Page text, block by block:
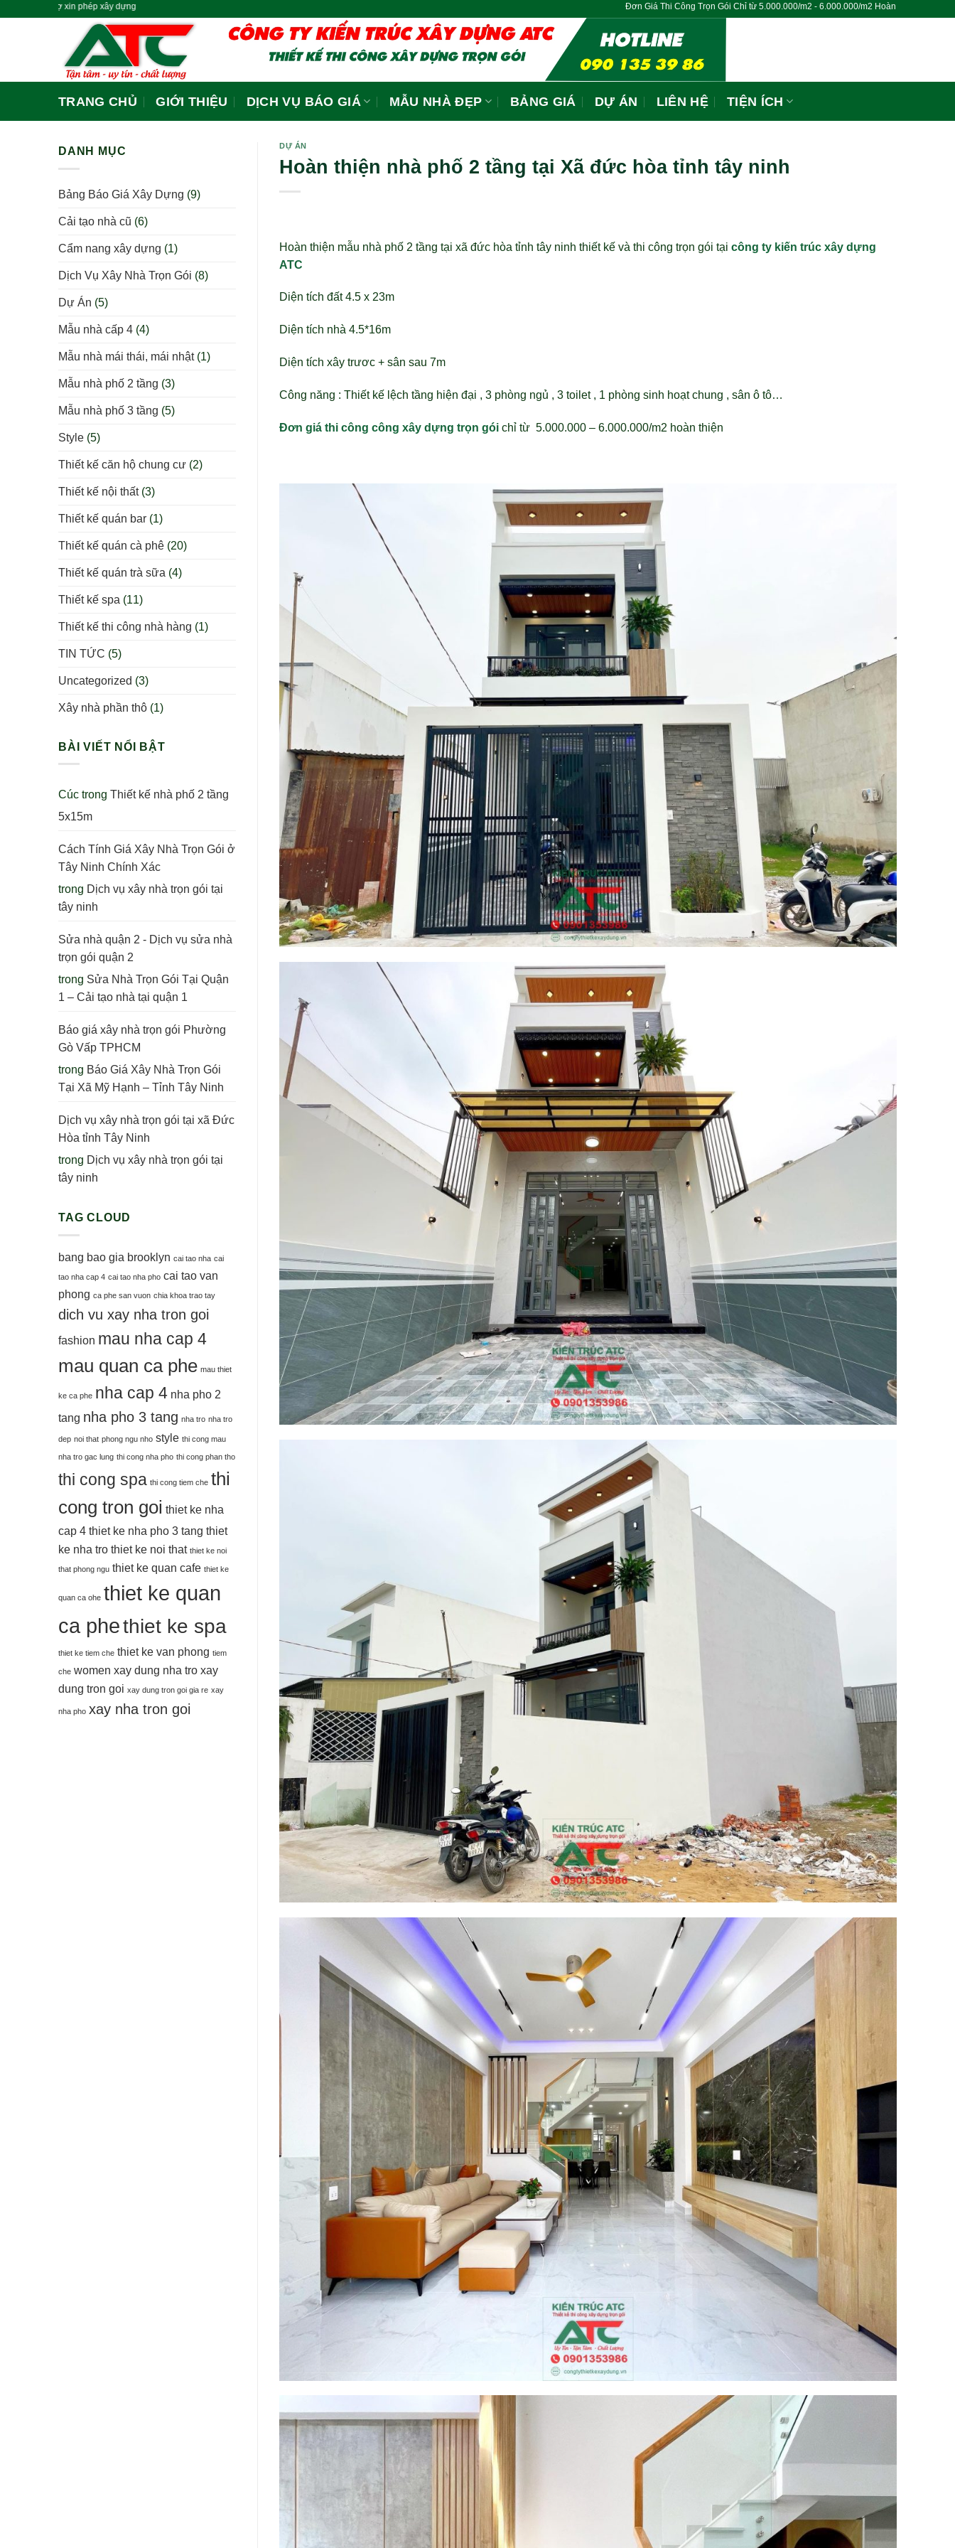
Đơn Giá Thi Công Trọn Gói Chỉ từ 5.000.000/m2 - 6.000.000/m2 Hoàn Thiện Chìa Khóa Trao Tay
TRANG CHỦ GIỚI THIỆU DỊCH VỤ BÁO GIÁ MẪU NHÀ ĐẸP BẢNG GIÁ DỰ ÁN LIÊN HỆ TIỆN ÍCH
DANH MỤC
Bảng Báo Giá Xây Dựng (9)
Cải tạo nhà cũ (6)
Cẩm nang xây dựng (1)
Dịch Vụ Xây Nhà Trọn Gói (8)
Dự Án (5)
Mẫu nhà cấp 4 (4)
Mẫu nhà mái thái, mái nhật(1)
Mẫu nhà phố 2 tầng (3)
Mẫu nhà phố 3 tầng (5)
Style (5)
Thiết kế căn hộ chung cư (2)
Thiết kế nội thất(3)
Thiết kế quán bar (1)
Thiết kế quán cà phê (20)
Thiết kế quán trà sữa (4)
Thiết kế spa (11)
Thiết kế thi công nhà hàng (1)
TIN TỨC (5)
Uncategorized (3)
Xây nhà phần thô (1)
BÀI VIẾT NỔI BẬT
Cúc trong Thiết kế nhà phố 2 tầng
5x15m
Cách Tính Giá Xây Nhà Trọn Gói ở
Tây Ninh Chính Xác
trong Dịch vụ xây nhà trọn gói tại
tây ninh
Sửa nhà quận 2 - Dịch vụ sửa nhà
trọn gói quận 2
trong Sửa Nhà Trọn Gói Tại Quận
1 – Cải tạo nhà tại quận 1
Báo giá xây nhà trọn gói Phường
Gò Vấp TPHCM
trong Báo Giá Xây Nhà Trọn Gói
Tại Xã Mỹ Hạnh – Tỉnh Tây Ninh
Dịch vụ xây nhà trọn gói tại xã Đức
Hòa tỉnh Tây Ninh
trong Dịch vụ xây nhà trọn gói tại
tây ninh
TAG CLOUD
bang bao gia brooklyn cai tao nha cai
tao nha cap 4 cai tao nha pho cai tao van
phong ca phe san vuon chia khoa trao tay
dich vu xay nha tron goi
fashion mau nha cap 4
mau quan ca phe mau thiet
ke ca phe nha cap 4 nha pho 2
tang nha pho 3 tang nha tro nha tro
dep noi that phong ngu nho style thi cong mau
nha tro gac lung thi cong nha pho thi cong phan tho
thi cong spa thi cong tiem che thi
cong tron goi thiet ke nha
cap 4 thiet ke nha pho 3 tang thiet
ke nha tro thiet ke noi that thiet ke noi
that phong ngu thiet ke quan cafe thiet ke
quan ca ohe thiet ke quan
ca phethiet ke spa
thiet ke tiem che thiet ke van phong tiem
che women xay dung nha tro xay
dung tron goi xay dung tron goi gia re xay
nha pho xay nha tron goi
DỰ ÁN
Hoàn thiện nhà phố 2 tầng tại Xã đức hòa tỉnh tây ninh
Hoàn thiện mẫu nhà phố 2 tầng tại xã đức hòa tỉnh tây ninh thiết kế và thi công trọn gói tại công ty kiến trúc xây dựng
ATC
Diện tích đất 4.5 x 23m
Diện tích nhà 4.5*16m
Diện tích xây trươc + sân sau 7m
Công năng : Thiết kế lệch tầng hiện đại , 3 phòng ngủ , 3 toilet , 1 phòng sinh hoạt chung , sân ô tô…
Đơn giá thi công công xây dựng trọn gói chỉ từ 5.000.000 – 6.000.000/m2 hoàn thiện